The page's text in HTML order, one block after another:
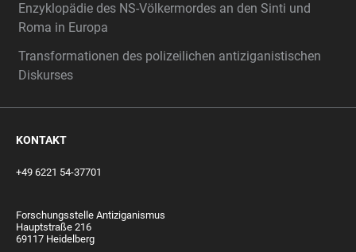
Enzyklopädie des NS-Völkermordes an den Sinti und
Roma in Europa
Transformationen des polizeilichen antiziganistischen
Diskurses
KONTAKT
+49 6221 54-37701
Forschungsstelle Antiziganismus
Hauptstraße 216
69117 Heidelberg